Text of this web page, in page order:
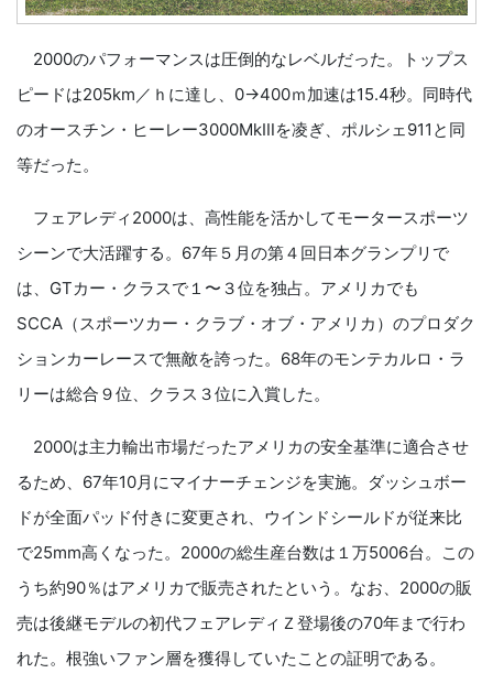
2000のパフォーマンスは圧倒的なレベルだった。トップス
ピードは205km／ｈに達し、0→400ｍ加速は15.4秒。同時代
のオースチン・ヒーレー3000MkⅢを凌ぎ、ポルシェ911と同
等だった。
フェアレディ2000は、高性能を活かしてモータースポーツ
シーンで大活躍する。67年５月の第４回日本グランプリで
は、GTカー・クラスで１〜３位を独占。アメリカでも
SCCA（スポーツカー・クラブ・オブ・アメリカ）のプロダク
ションカーレースで無敵を誇った。68年のモンテカルロ・ラ
リーは総合９位、クラス３位に入賞した。
2000は主力輸出市場だったアメリカの安全基準に適合させ
るため、67年10月にマイナーチェンジを実施。ダッシュボー
ドが全面パッド付きに変更され、ウインドシールドが従来比
で25mm高くなった。2000の総生産台数は１万5006台。この
うち約90％はアメリカで販売されたという。なお、2000の販
売は後継モデルの初代フェアレディＺ登場後の70年まで行わ
れた。根強いファン層を獲得していたことの証明である。